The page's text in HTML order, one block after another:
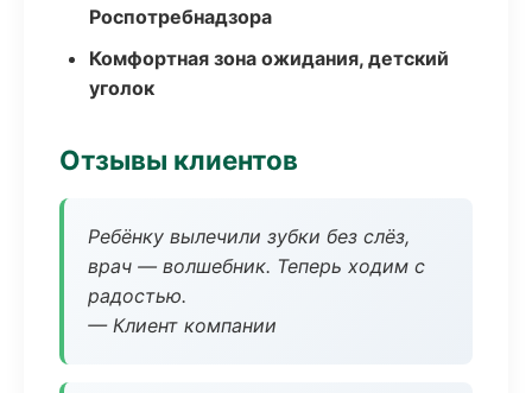
Роспотребнадзора
Комфортная зона ожидания, детский
уголок
Отзывы клиентов
Ребёнку вылечили зубки без слёз,
врач — волшебник. Теперь ходим с
радостью.
— Клиент компании